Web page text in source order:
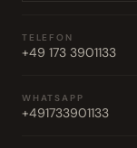
TELEFON
+49 173 3901133
WHATSAPP
+491733901133